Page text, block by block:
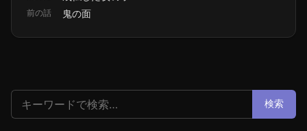
前の話 鬼の面
検索: 検索